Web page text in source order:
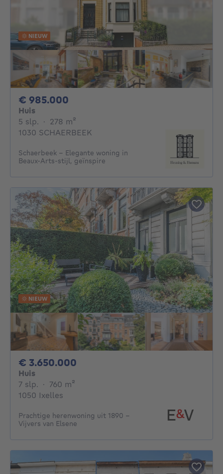
NIEUW
€ 985.000
Huis
5 slp. 5 slaapkamers
· 278 m²
1030 SCHAERBEEK
Schaerbeek - Elegante woning in
Beaux-Arts-stijl, geïnspire
NIEUW
€ 3.650.000
Huis
7 slp. 7 slaapkamers
· 760 m²
1050 Ixelles
Prachtige herenwoning uit 1890 –
Vijvers van Elsene